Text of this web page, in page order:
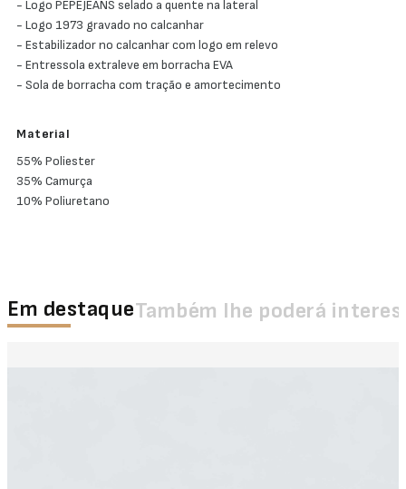
- Logo PEPEJEANS selado a quente na lateral
- Logo 1973 gravado no calcanhar
- Estabilizador no calcanhar com logo em relevo
- Entressola extraleve em borracha EVA
- Sola de borracha com tração e amortecimento
Material
55% Poliester
35% Camurça
10% Poliuretano
Em destaqueTambém lhe poderá